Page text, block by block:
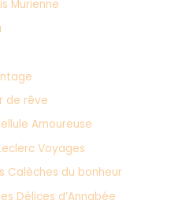
Murienne
de rêve
Amoureuse
Voyages
Calèches du bonheur
Délices d’Annabée